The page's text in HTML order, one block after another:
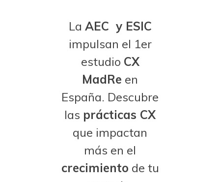
La AEC y ESIC
impulsan el 1er
estudio CX
MadRe en
España. Descubre
las prácticas CX
que impactan
más en el
crecimiento de tu